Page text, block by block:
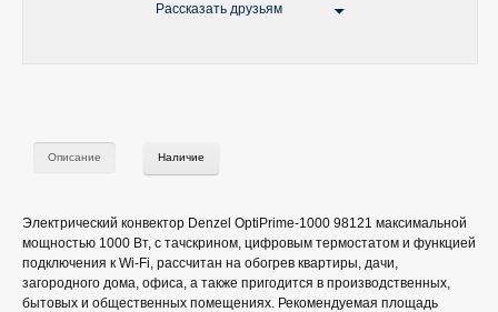
Рассказать друзьям
Описание Наличие
Электрический конвектор Denzel OptiPrime-1000 98121 максимальной
мощностью 1000 Вт, с тачскрином, цифровым термостатом и функцией
подключения к Wi-Fi, рассчитан на обогрев квартиры, дачи,
загородного дома, офиса, а также пригодится в производственных,
бытовых и общественных помещениях. Рекомендуемая площадь